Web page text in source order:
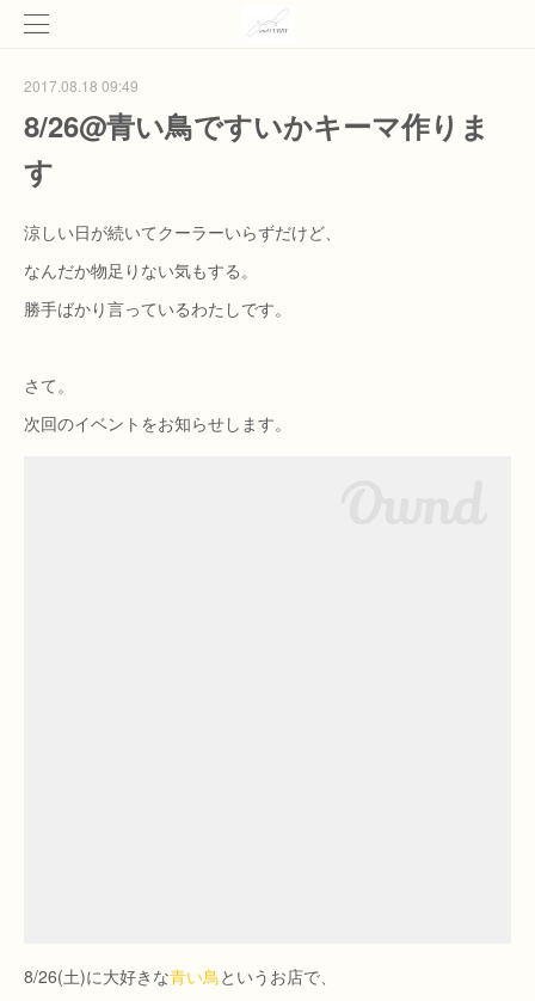
2017.08.18 09:49
8/26@青い鳥ですいかキーマ作りま
す
涼しい日が続いてクーラーいらずだけど、
なんだか物足りない気もする。
勝手ばかり言っているわたしです。
さて。
次回のイベントをお知らせします。
8/26(土)に大好きな青い鳥というお店で、